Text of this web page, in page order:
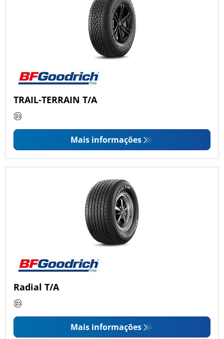
TRAIL-TERRAIN T/A
Mais informações
Radial T/A
Mais informações